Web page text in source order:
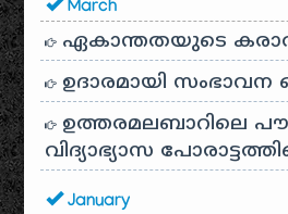
March
ഏകാന്തതയുടെ
ഉദാരമായി സംഭാവന
ഉത്തരമലബാറിലെ
വിദ്യാഭ്യാസ
January